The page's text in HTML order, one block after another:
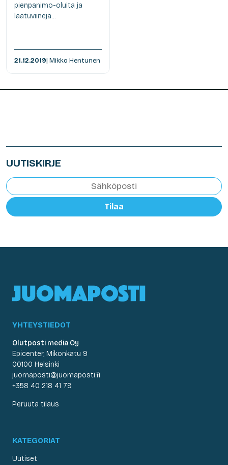
pienpanimo-oluita ja
laatuviinejä...
21.12.2019| Mikko Hentunen
UUTISKIRJE
Tilaa
YHTEYSTIEDOT
Olutposti media Oy
Epicenter, Mikonkatu 9
00100 Helsinki
juomaposti@juomaposti.fi
+358 40 218 41 79
Peruuta tilaus
KATEGORIAT
Uutiset